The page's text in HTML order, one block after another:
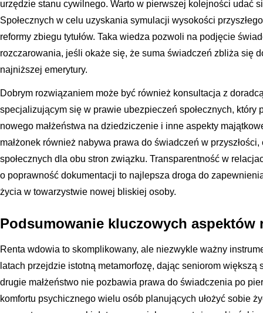
urzędzie stanu cywilnego. Warto w pierwszej kolejności udać
Społecznych w celu uzyskania symulacji wysokości
reformy zbiegu tytułów. Taka wiedza pozwoli na podjęcie
rozczarowania, jeśli okaże się, że suma świadczeń zbliża się
najniższej emerytury.
Dobrym rozwiązaniem może być również konsultacja z
specjalizującym się w prawie ubezpieczeń społecznych, który
nowego małżeństwa na dziedziczenie i inne aspekty
małżonek również nabywa prawa do świadczeń w
społecznych dla obu stron związku. Transparentność w
o poprawność dokumentacji to najlepsza droga do
życia w towarzystwie nowej bliskiej osoby.
Podsumowanie kluczowych aspektów
Renta wdowia to skomplikowany, ale niezwykle ważny
latach przejdzie istotną metamorfozę, dając seniorom
drugie małżeństwo nie pozbawia prawa do świadczenia po
komfortu psychicznego wielu osób planujących ułożyć sobie